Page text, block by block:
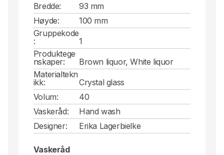
Bredde:
93 mm
Høyde:
100 mm
Gruppekode
:
1
Produktege
nskaper:
Brown liquor, White liquor
Materialtekn
ikk:
Crystal glass
Volum:
40
Vaskeråd:
Hand wash
Designer:
Erika Lagerbielke
Vaskeråd